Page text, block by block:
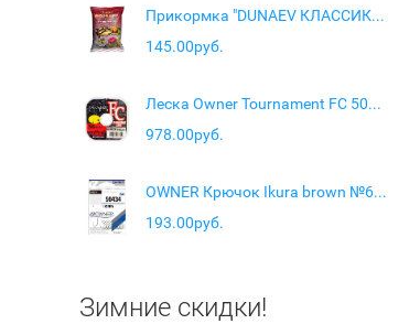
Прикормка "DUNAEV КЛАССИКА" 0.9кг Карп Тутти-Фрутти
145.00руб.
Леска Owner Tournament FC 50м 0,31мм 6,1кг
978.00руб.
OWNER Крючок Ikura brown №6 15шт
193.00руб.
Зимние скидки!